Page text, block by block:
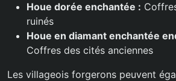
Houe dorée enchantée :
ruinés
Houe en diamant enchantée
Coffres des cités anciennes
Les villageois forgerons peuvent